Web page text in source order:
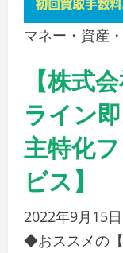
マネー・資産
【株式
ライン
主特化
ビス】
2022年9月15日
◆おススメの